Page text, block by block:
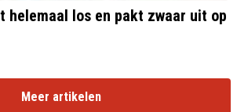
helemaal los en pakt zwaar uit op
Meer artikelen